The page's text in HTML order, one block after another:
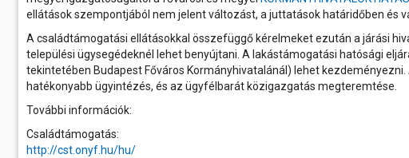
ellátások szempontjából nem jelent változást, a juttatások határidőben és
A családtámogatási ellátásokkal összefüggő kérelmeket ezután a járási
települési ügysegédeknél lehet benyújtani. A lakástámogatási hatósági
tekintetében Budapest Főváros Kormányhivatalánál) lehet
hatékonyabb ügyintézés, és az ügyfélbarát közigazgatás megteremtése.
További információk:
Családtámogatás:
http://cst.onyf.hu/hu/